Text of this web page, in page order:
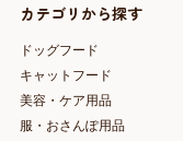
カテゴリから探す
ドッグフード
キャットフード
美容・ケア用品
服・おさんぽ用品